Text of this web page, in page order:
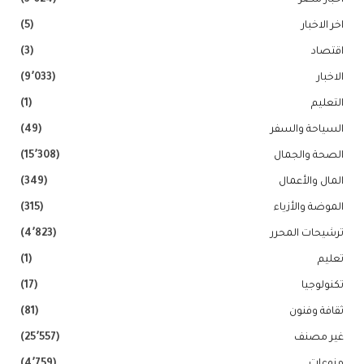
اخر الاخبار (5)
اقتصاد (3)
الاخبار (9٬033)
التعليم (1)
السياحة والسفر (49)
الصحة والجمال (15٬308)
المال والأعمال (349)
الموضة والأزياء (315)
ترشيحات المحرر (4٬823)
تعليم (1)
تكنولوجيا (17)
ثقافة وفنون (81)
غير مصنف (25٬557)